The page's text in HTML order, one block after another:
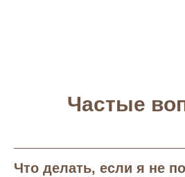
Частые
Что делать, если я не